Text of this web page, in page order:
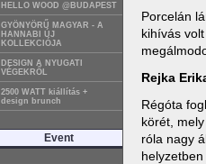
HELLO WOOD @BUDAPEST
GYÖNYÖRŰ MAGYAR - A
HANNABI ÚJ
KOLLEKCIÓJA
DESIGN A NYUGATI
VÉGEKRŐL
2500 WATT kiállítás +
design brunch
Event
Porcelán
kihívás
Rejka
Régóta
körét,
róla nagy